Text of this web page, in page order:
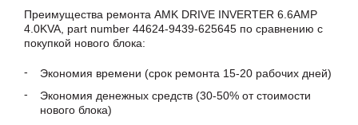
Преимущества ремонта AMK DRIVE INVERTER 6.6AMP
4.0KVA, part number 44624-9439-625645 по сравнению с
покупкой нового блока:
Экономия времени (срок ремонта 15-20 рабочих дней)
Экономия денежных средств (30-50% от стоимости
нового блока)